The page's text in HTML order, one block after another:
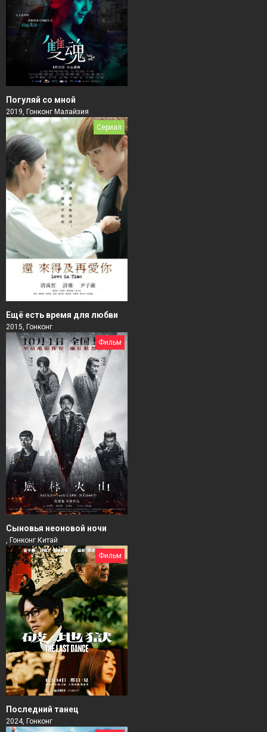
Погуляй со мной
2019, Гонконг Малайзия
Сериал
Ещё есть время для любви
2015, Гонконг
Фильм
Сыновья неоновой ночи
, Гонконг Китай
Фильм
Последний танец
2024, Гонконг